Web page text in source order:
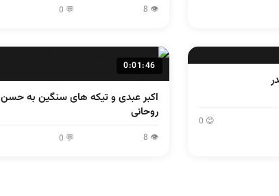
👁 8
💬 0
😊 0
0:01:46
اکبر عبدی و تیکه های سنگین به حسن
روحانی
👁 8
💬 0